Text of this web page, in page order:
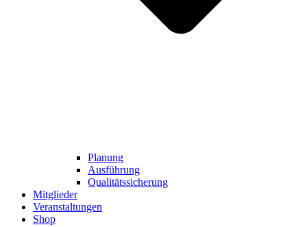
Planung
Ausführung
Qualitätssicherung
Mitglieder
Veranstaltungen
Shop